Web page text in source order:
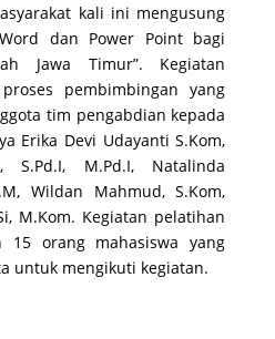
kali ini mengusung
dan Power Point bagi
Jawa Timur”. Kegiatan
pembimbingan yang
tim pengabdian kepada
Erika Devi Udayanti S.Kom,
S.Pd.I, M.Pd.I, Natalinda
Wildan Mahmud, S.Kom,
M.Kom. Kegiatan pelatihan
orang mahasiswa yang
untuk mengikuti kegiatan.